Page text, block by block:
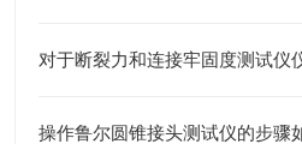
对于断裂力和连接牢固度测试仪
操作鲁尔圆锥接头测试仪的步骤